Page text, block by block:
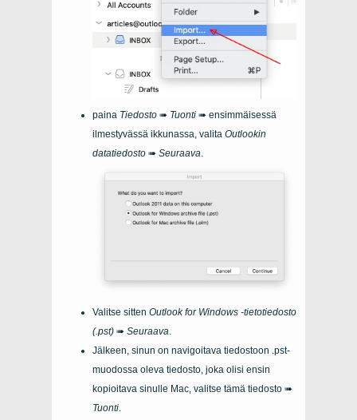
paina Tiedosto ➠ Tuonti ➠ ensimmäisessä
ilmestyvässä ikkunassa, valita Outlookin
datatiedosto ➠ Seuraava
Valitse sitten Outlook for Windows -tietotiedosto
(.pst) ➠ Seuraava.
Jälkeen, sinun on navigoitava tiedostoon .pst-
muodossa oleva tiedosto, joka olisi ensin
kopioitava sinulle Mac, valitse tämä tiedosto ➠
Tuonti.